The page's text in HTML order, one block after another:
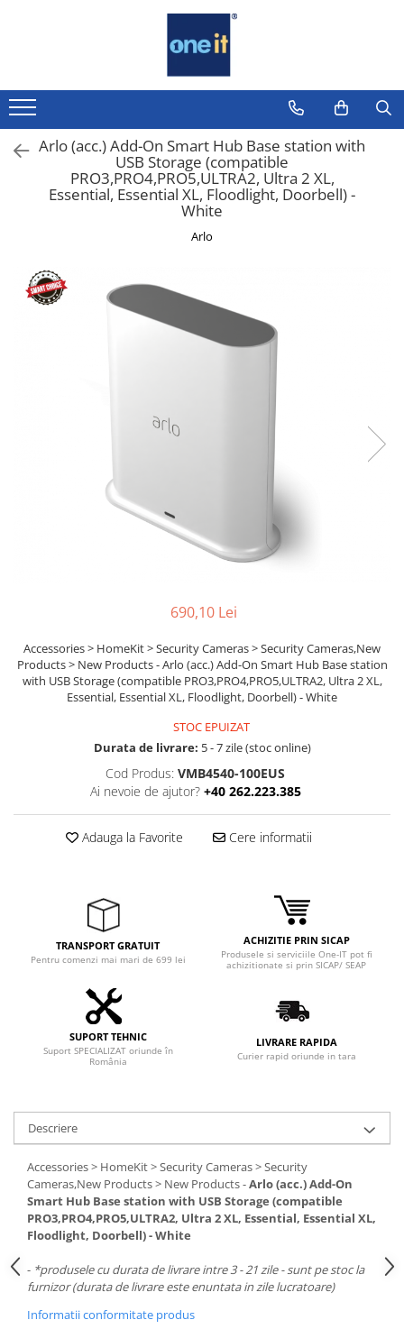
Laptop, Tablete & Telefoane
Laptop / Notebook
Notebook Consumer
Accesorii Laptop
Telefoane & accesorii
Sisteme PC & Periferice
Sisteme Desktop & Monitoare
Mouse Gaming
Scaune Gaming
Tastaturi Gaming
Camere Web
Adaptoare
Tastaturi
USB Hub
Componente PC
Placi de Baza
Placi Video
Memorii
Hard Disc-uri
Carcase
Cooler
Servere & Componente
Arlo (acc.) Add-On Smart Hub Base station with
USB Storage (compatible
PRO3,PRO4,PRO5,ULTRA2, Ultra 2 XL,
Essential, Essential XL, Floodlight, Doorbell) -
White
Arlo
690,10 Lei
Accessories > HomeKit > Security Cameras > Security Cameras,New
Products > New Products - Arlo (acc.) Add-On Smart Hub Base station
with USB Storage (compatible PRO3,PRO4,PRO5,ULTRA2, Ultra 2 XL,
Essential, Essential XL, Floodlight, Doorbell) - White
STOC EPUIZAT
Durata de livrare: 5 - 7 zile (stoc online)
Cod Produs: VMB4540-100EUS
Ai nevoie de ajutor? +40 262.223.385
Adauga la Favorite Cere informatii
TRANSPORT GRATUIT
Pentru comenzi mai mari de 699 lei
ACHIZITIE PRIN SICAP
Produsele si serviciile One-IT pot fi
achizitionate si prin SICAP/ SEAP
SUPORT TEHNIC
Suport SPECIALIZAT oriunde în
România
LIVRARE RAPIDA
Curier rapid oriunde in tara
Descriere
Accessories > HomeKit > Security Cameras > Security
Cameras,New Products > New Products -Arlo (acc.) Add-On
Smart Hub Base station with USB Storage (compatible
PRO3,PRO4,PRO5,ULTRA2, Ultra 2 XL, Essential, Essential XL,
Floodlight, Doorbell) - White
- *produsele cu durata de livrare intre 3 - 21 zile - sunt pe stoc la
furnizor (durata de livrare este enuntata in zile lucratoare)
Informatii conformitate produs